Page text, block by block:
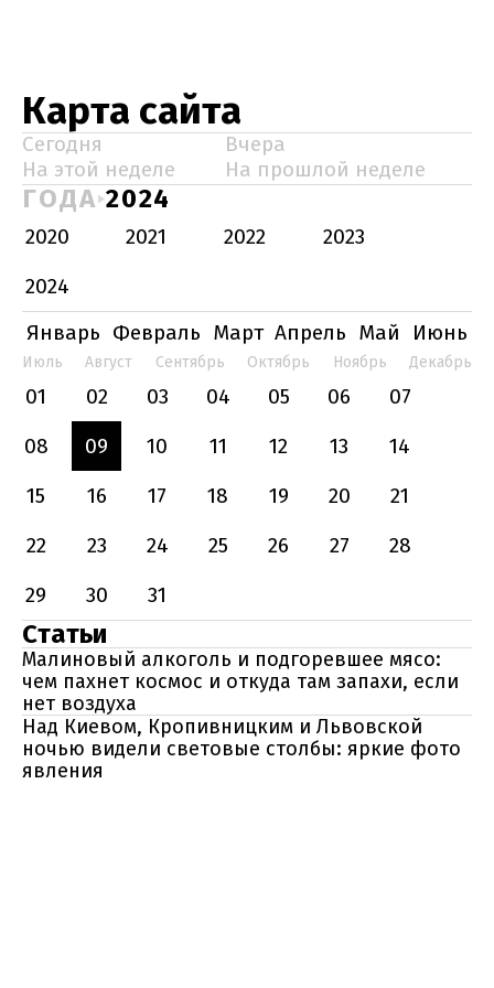
Карта сайта
Сегодня
Вчера
На этой неделе
На прошлой неделе
ГОДА 2024
2020 2021 2022
2023
2024
Январь Февраль Март Апрель Май Июнь
Июль Август Сентябрь Октябрь Ноябрь Декабрь
01 02 03 04 05 06
07
08
09 10 11 12 13
14
15
16 17 18 19 20
21
22
23 24 25 26 27
28
29
30 31
Статьи
Малиновый алкоголь и подгоревшее мясо:
чем пахнет космос и откуда там запахи, если
нет воздуха
Над Киевом, Кропивницким и Львовской
ночью видели световые столбы: яркие фото
явления